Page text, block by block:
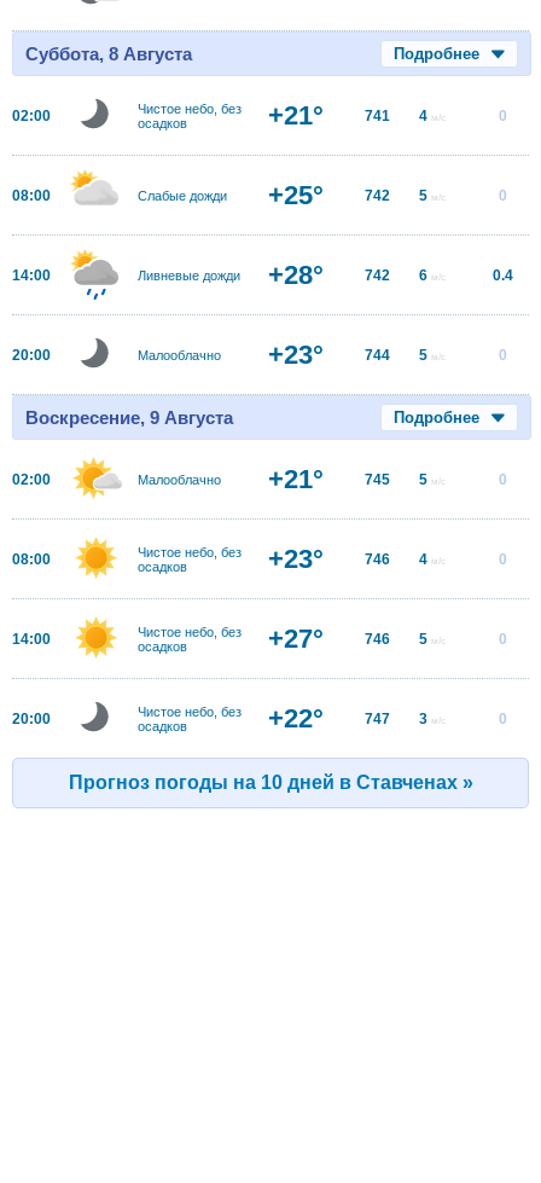
Суббота, 8 Августа Подробнее
02:00
Чистое небо, без
осадков
+21° 741 4 м/с 0
08:00 Слабые дожди +25° 742 5 м/с 0
14:00 Ливневые дожди +28° 742 6 м/с 0.4
20:00 Малооблачно +23° 744 5 м/с 0
Воскресение, 9 Августа Подробнее
02:00 Малооблачно +21° 745 5 м/с 0
08:00
Чистое небо, без
осадков
+23° 746 4 м/с 0
14:00
Чистое небо, без
осадков
+27° 746 5 м/с 0
20:00
Чистое небо, без
осадков
+22° 747 3 м/с 0
Прогноз погоды на 10 дней в Ставченах »